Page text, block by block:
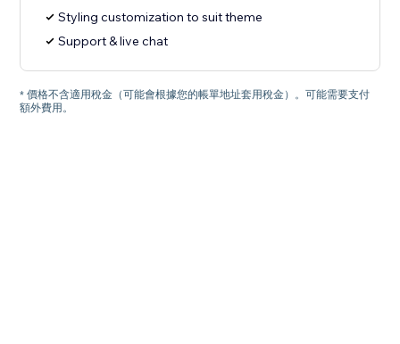
Styling customization to suit theme
Support & live chat
* 價格不含適用稅金（可能會根據您的帳單地址套用稅金）。可能需要支付
額外費用。